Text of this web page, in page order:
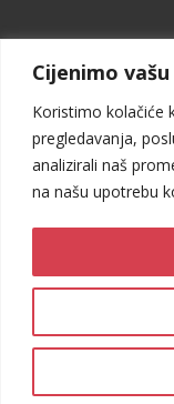
Cijenimo
Koristimo kolačiće
pregledavanja,
analizirali naš
na našu upotrebu
Sva